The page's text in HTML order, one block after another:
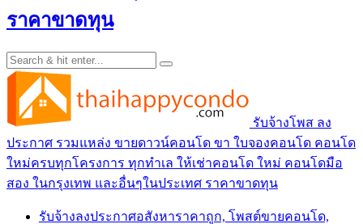
ราคาขาดทุน
รับจ้างโพส ลง
ประกาศ รวมแหล่ง ขายดาวน์คอนโด ขา ใบจองคอนโด คอนโด
ใหม่ครบทุกโครงการ ทุกทำเล ให้เช่าคอนโด ใหม่ คอนโดมือ
สอง ในกรุงเทพ และอื่นๆในประเทศ ราคาขาดทุน
รับจ้างลงประกาศอสังหาราคาถูก, โพสต์ขายคอนโด,